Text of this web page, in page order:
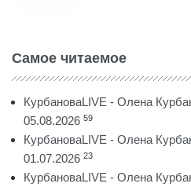
Самое читаемое
КурбановаLIVE - Олена
05.08.2026 59
КурбановаLIVE - Олена
01.07.2026 23
КурбановаLIVE - Олена